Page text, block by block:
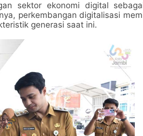
sektor ekonomi digital
perkembangan digitalisasi
generasi saat ini.